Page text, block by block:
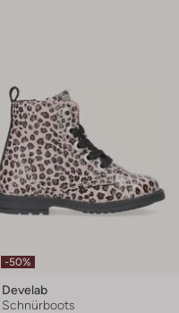
-50%
Develab
Schnürboots